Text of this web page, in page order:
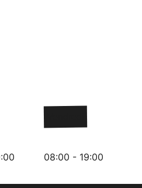
08:00 - 19:00